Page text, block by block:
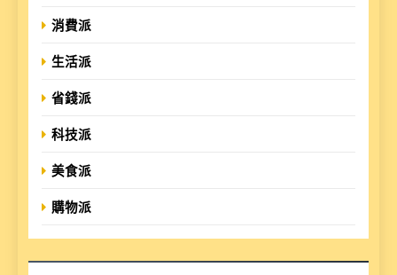
消費派
生活派
省錢派
科技派
美食派
購物派